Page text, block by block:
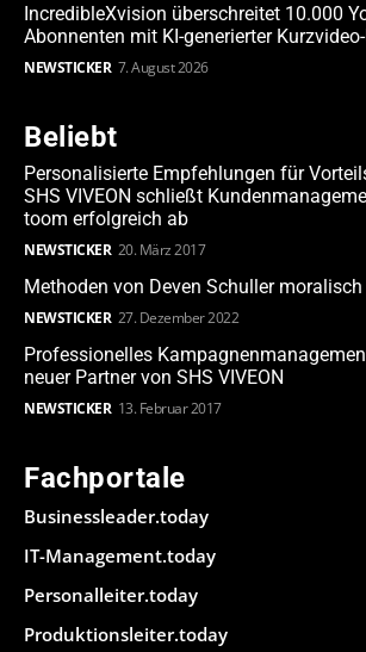
IncredibleXvision überschreitet 10.000
Abonnenten mit KI-generierter
NEWSTICKER 7. August 2026
Beliebt
Personalisierte Empfehlungen für
SHS VIVEON schließt
toom erfolgreich ab
NEWSTICKER 20. März 2017
Methoden von Deven Schuller
NEWSTICKER 27. Dezember 2022
Professionelles
neuer Partner von SHS VIVEON
NEWSTICKER 13. Februar 2017
Fachportale
Businessleader.today
IT-Management.today
Personalleiter.today
Produktionsleiter.today